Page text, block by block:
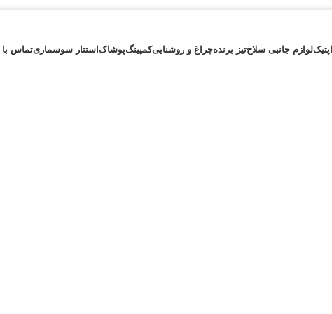
اپتیکلوازم جانبی سلاحتیز برندهچراغ و روشناییکمپینگپوشاکاستتار سوسماریتماس با